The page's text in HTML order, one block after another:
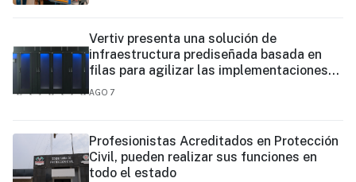
Vertiv presenta una solución de
infraestructura prediseñada basada en
filas para agilizar las implementaciones
de centros de datos en el borde y de IA en
AGO 7
Profesionistas Acreditados en Protección
Civil, pueden realizar sus funciones en
todo el estado